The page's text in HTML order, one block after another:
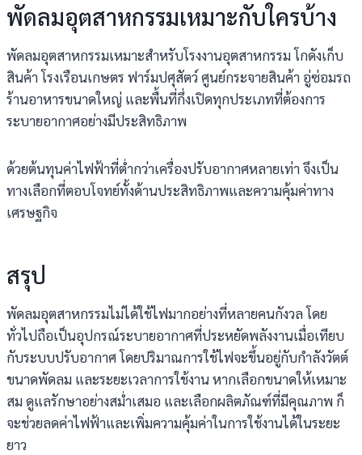
พัดลมอุตสาหกรรมเหมาะกับใครบ้าง
พัดลมอุตสาหกรรมเหมาะสำหรับโรงงานอุตสาหกรรม โกดังเก็บ
สินค้า โรงเรือนเกษตร ฟาร์มปศุสัตว์ ศูนย์กระจายสินค้า อู่ซ่อมรถ
ร้านอาหารขนาดใหญ่ และพื้นที่กึ่งเปิดทุกประเภทที่ต้องการ
ระบายอากาศอย่างมีประสิทธิภาพ
ด้วยต้นทุนค่าไฟฟ้าที่ต่ำกว่าเครื่องปรับอากาศหลายเท่า จึงเป็น
ทางเลือกที่ตอบโจทย์ทั้งด้านประสิทธิภาพและความคุ้มค่าทาง
เศรษฐกิจ
สรุป
พัดลมอุตสาหกรรมไม่ได้ใช้ไฟมากอย่างที่หลายคนกังวล โดย
ทั่วไปถือเป็นอุปกรณ์ระบายอากาศที่ประหยัดพลังงานเมื่อเทียบ
กับระบบปรับอากาศ โดยปริมาณการใช้ไฟจะขึ้นอยู่กับกำลังวัตต์
ขนาดพัดลม และระยะเวลาการใช้งาน หากเลือกขนาดให้เหมาะ
สม ดูแลรักษาอย่างสม่ำเสมอ และเลือกผลิตภัณฑ์ที่มีคุณภาพ ก็
จะช่วยลดค่าไฟฟ้าและเพิ่มความคุ้มค่าในการใช้งานได้ในระยะ
ยาว